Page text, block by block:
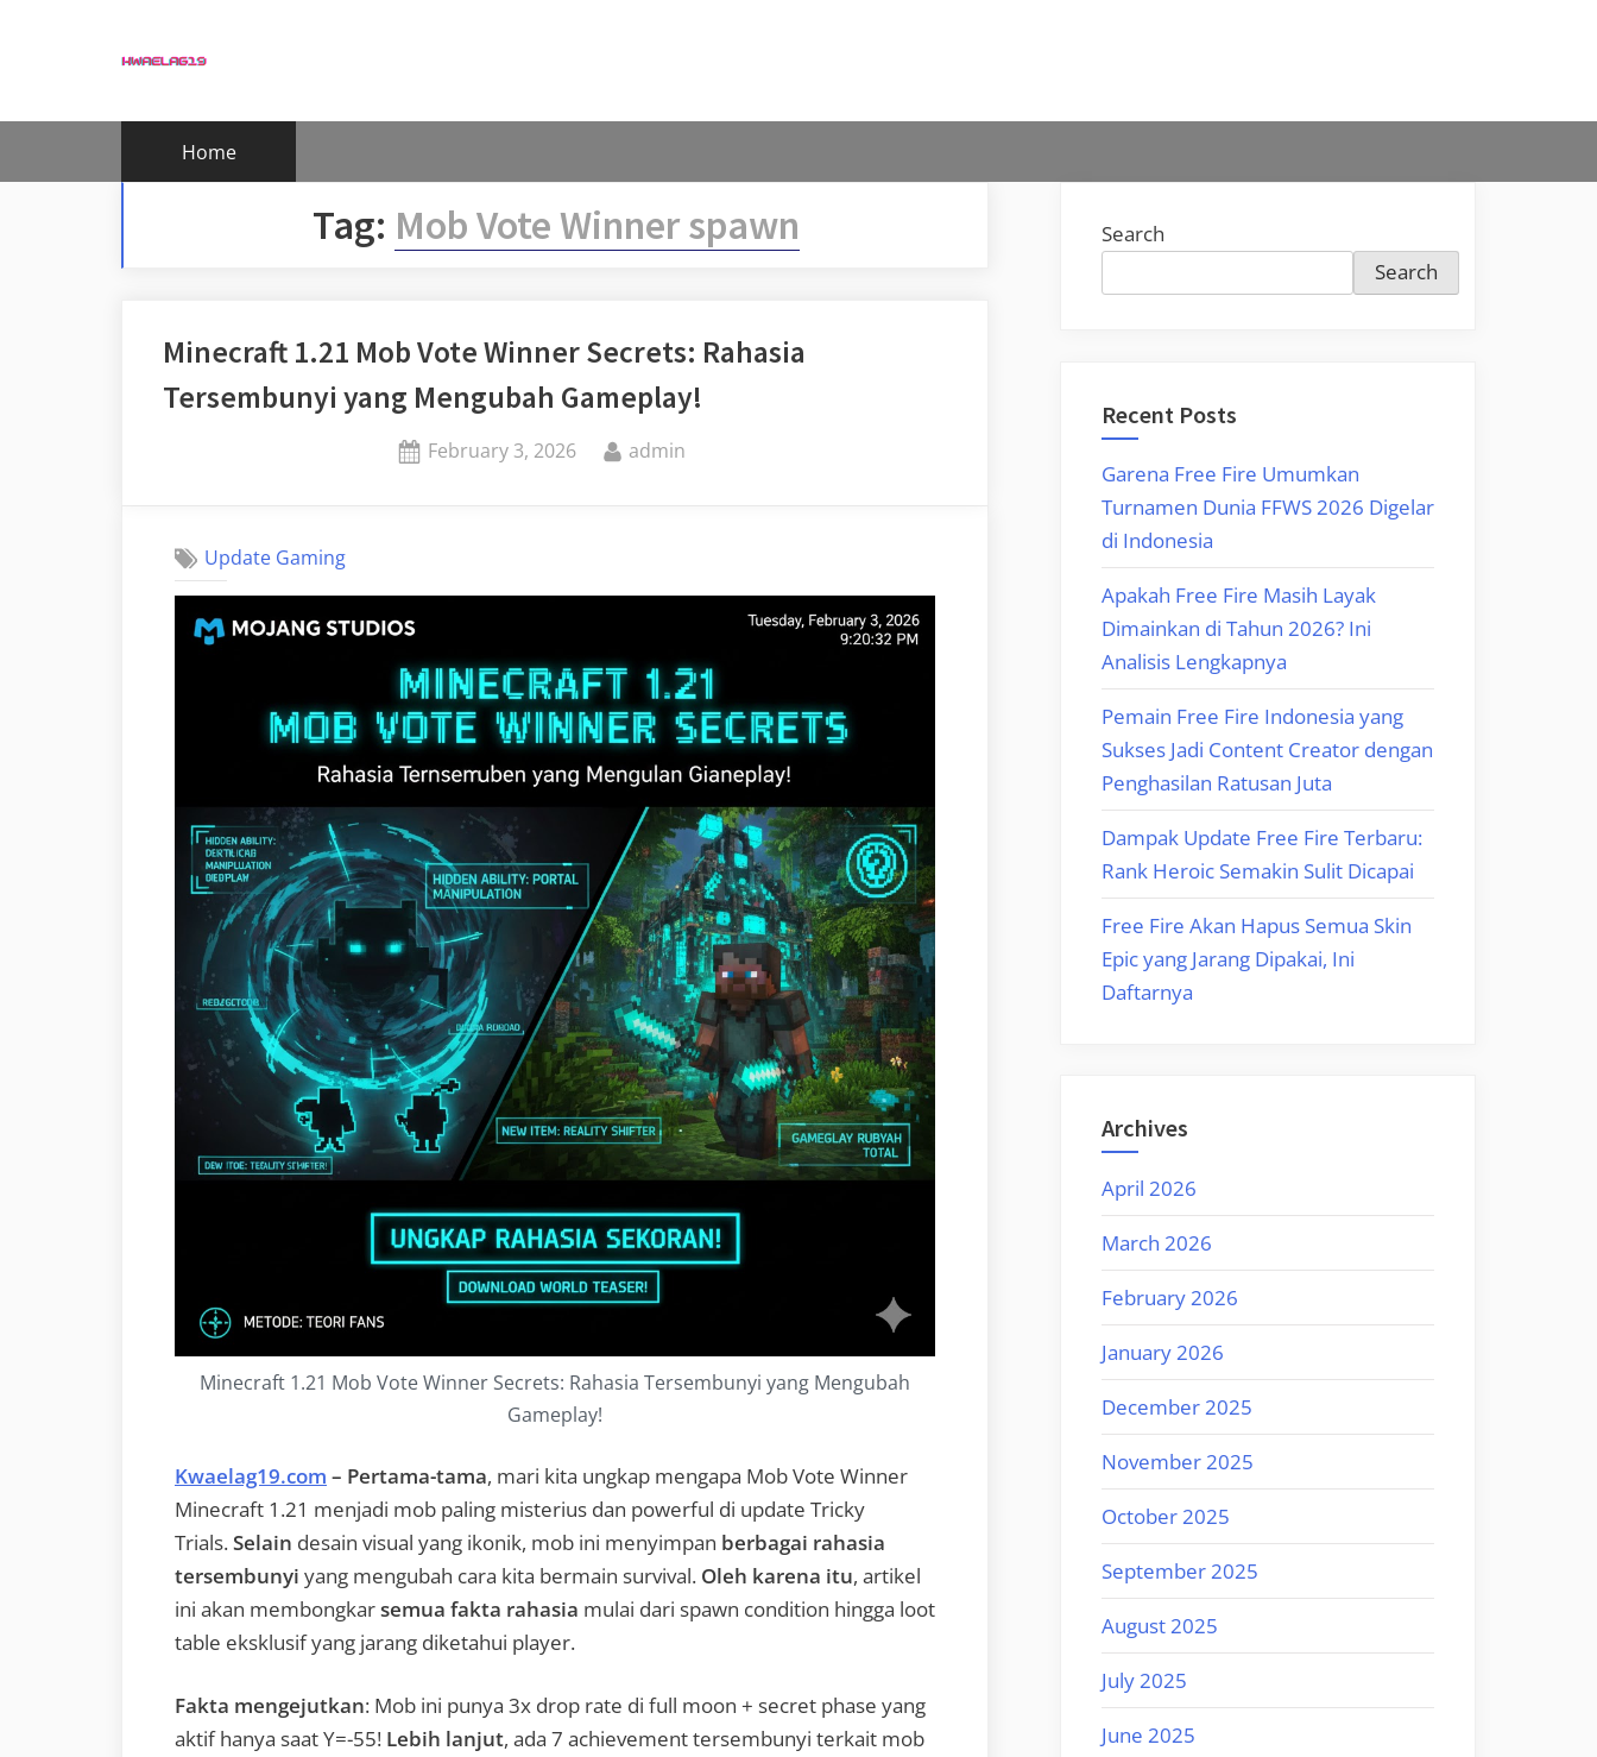
Home
Tag: Mob Vote Winner spawn
Minecraft 1.21 Mob Vote Winner Secrets: Rahasia
Tersembunyi yang Mengubah Gameplay!
Posted
February 3, 2026 By
admin
Update Gaming
Minecraft 1.21 Mob Vote Winner Secrets: Rahasia Tersembunyi yang Mengubah
Gameplay!
Kwaelag19.com – Pertama-tama, mari kita ungkap mengapa Mob Vote Winner
Minecraft 1.21 menjadi mob paling misterius dan powerful di update Tricky
Trials.Selain desain visual yang ikonik, mob ini menyimpan berbagai rahasia
tersembunyi yang mengubah cara kita bermain survival. Oleh karena itu, artikel
ini akan membongkarsemua fakta rahasia mulai dari spawn condition hingga loot
table eksklusif yang jarang diketahui player.
Fakta mengejutkan: Mob ini punya 3x drop rate di full moon + secret phase yang
aktif hanya saat Y=-55! Lebih lanjut, ada 7 achievement tersembunyi terkait mob
Search
Search
Recent Posts
Garena Free Fire Umumkan
Turnamen Dunia FFWS 2026 Digelar
di Indonesia
Apakah Free Fire Masih Layak
Dimainkan di Tahun 2026? Ini
Analisis Lengkapnya
Pemain Free Fire Indonesia yang
Sukses Jadi Content Creator dengan
Penghasilan Ratusan Juta
Dampak Update Free Fire Terbaru:
Rank Heroic Semakin Sulit Dicapai
Free Fire Akan Hapus Semua Skin
Epic yang Jarang Dipakai, Ini
Daftarnya
Archives
April 2026
March 2026
February 2026
January 2026
December 2025
November 2025
October 2025
September 2025
August 2025
July 2025
June 2025